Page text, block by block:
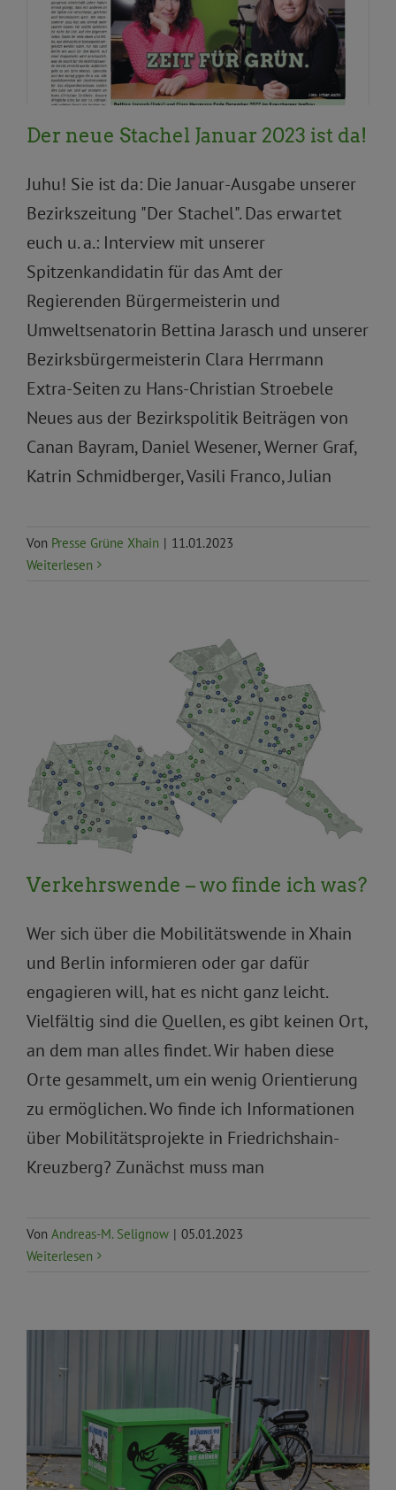
Bildung, Sport Priorität Stachel Stadtentwicklung
und Wohnen
Topnews
Umwelt, Natur, Klima
Verkehr und Mobilität
Der neue Stachel Januar 2023 ist da!
Juhu! Sie ist da: Die Januar-Ausgabe unserer
Bezirkszeitung "Der Stachel". Das erwartet
euch u. a.: Interview mit unserer
Spitzenkandidatin für das Amt der
Regierenden Bürgermeisterin und
Umweltsenatorin Bettina Jarasch und unserer
Bezirksbürgermeisterin Clara Herrmann
Extra-Seiten zu Hans-Christian Stroebele
Neues aus der Bezirkspolitik Beiträgen von
Canan Bayram, Daniel Wesener, Werner Graf,
Katrin Schmidberger, Vasili Franco, Julian
Von Presse Grüne Xhain | 11.01.2023
Weiterlesen
Allgemein Fahrrad Verkehr und Mobilität
Verkehrswende – wo finde ich was?
Wer sich über die Mobilitätswende in Xhain
und Berlin informieren oder gar dafür
engagieren will, hat es nicht ganz leicht.
Vielfältig sind die Quellen, es gibt keinen Ort,
an dem man alles findet. Wir haben diese
Orte gesammelt, um ein wenig Orientierung
zu ermöglichen. Wo finde ich Informationen
über Mobilitätsprojekte in Friedrichshain-
Kreuzberg? Zunächst muss man
Von Andreas-M. Selignow | 05.01.2023
Weiterlesen
Anträge und Anfragen BVV Fahrrad Umwelt, Klima
und Ökologie Umwelt, Natur, Klima Verkehr und
Mobilität